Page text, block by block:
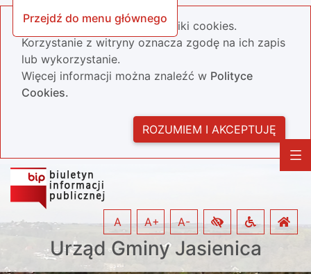
Przejdź do menu głównego
Nasza strona wykorzystuje pliki cookies.
Korzystanie z witryny oznacza zgodę na ich zapis
lub wykorzystanie.
Więcej informacji można znaleźć w Polityce
Cookies.
ROZUMIEM I AKCEPTUJĘ
Urząd Gminy Jasienica
A A+ A-